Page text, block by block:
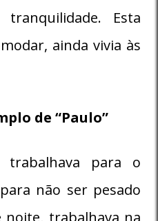
Esta
ainda vivia às
de “Paulo”
para o
não ser pesado
noite, trabalhava na